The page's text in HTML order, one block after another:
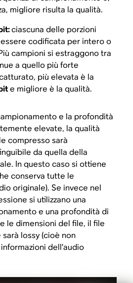
migliore risulta la qualità.
ciascuna delle porzioni
codificata per intero o
campioni si estraggono tra
a quello più forte
più elevata è la
e migliore è la qualità.
e la profondità
elevate, la qualità
compresso sarà
da quella della
In questo caso si ottiene
conserva tutte le
originale). Se invece nel
si utilizzano una
e una profondità di
le dimensioni del file, il file
lossy (cioè non
dell’audio